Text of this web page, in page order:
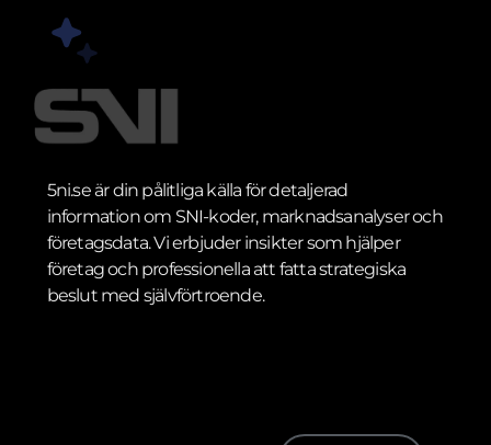
5ni.se är din pålitliga källa för detaljerad
information om SNI-koder, marknadsanalyser och
företagsdata. Vi erbjuder insikter som hjälper
företag och professionella att fatta strategiska
beslut med självförtroende.